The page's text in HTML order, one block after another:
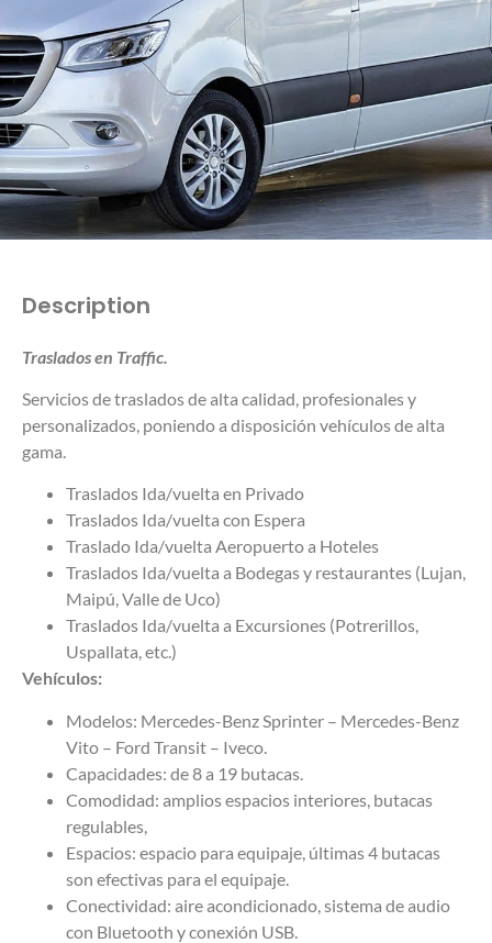
Description
Traslados en Traffic.
Servicios de traslados de alta calidad, profesionales y
personalizados, poniendo a disposición vehículos de alta
gama.
Traslados Ida/vuelta en Privado
Traslados Ida/vuelta con Espera
Traslado Ida/vuelta Aeropuerto a Hoteles
Traslados Ida/vuelta a Bodegas y restaurantes (Lujan,
Maipú, Valle de Uco)
Traslados Ida/vuelta a Excursiones (Potrerillos,
Uspallata, etc.)
Vehículos:
Modelos: Mercedes-Benz Sprinter – Mercedes-Benz
Vito – Ford Transit – Iveco.
Capacidades: de 8 a 19 butacas.
Comodidad: amplios espacios interiores, butacas
regulables,
Espacios: espacio para equipaje, últimas 4 butacas
son efectivas para el equipaje.
Conectividad: aire acondicionado, sistema de audio
con Bluetooth y conexión USB.